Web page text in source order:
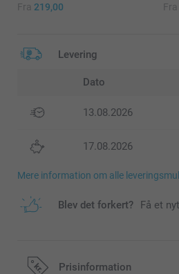
Fra 219,00 Fra
Levering
Dato
13.08.2026
17.08.2026
Mere information om alle
Blev det forkert? Få et
Prisinformation